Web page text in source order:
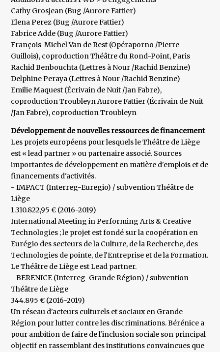
Cathy Grosjean (Bug /Aurore Fattier)
Elena Perez (Bug /Aurore Fattier)
Fabrice Adde (Bug /Aurore Fattier)
François-Michel Van de Rest (Opéraporno /Pierre
Guillois), coproduction Théâtre du Rond-Point, Paris
Rachid Benbouchta (Lettres à Nour /Rachid Benzine)
Delphine Peraya (Lettres à Nour /Rachid Benzine)
Emilie Maquest (Écrivain de Nuit /Jan Fabre),
coproduction Troubleyn Aurore Fattier (Écrivain de Nuit
/Jan Fabre), coproduction Troubleyn
Développement de nouvelles ressources de financement
Les projets européens pour lesquels le Théâtre de Liège
est « lead partner » ou partenaire associé. Sources
importantes de développement en matière d'emplois et de
financements d'activités.
- IMPACT (Interreg-Euregio) / subvention Théâtre de
Liège
1.310.822,95 € (2016-2019)
International Meeting in Performing Arts & Creative
Technologies ; le projet est fondé sur la coopération en
Eurégio des secteurs de la Culture, de la Recherche, des
Technologies de pointe, de l'Entreprise et de la Formation.
Le Théâtre de Liège est Lead partner.
- BERENICE (Interreg-Grande Région) / subvention
Théâtre de Liège
344.895 € (2016-2019)
Un réseau d'acteurs culturels et sociaux en Grande
Région pour lutter contre les discriminations. Bérénice a
pour ambition de faire de l'inclusion sociale son principal
objectif en rassemblant des institutions convaincues que